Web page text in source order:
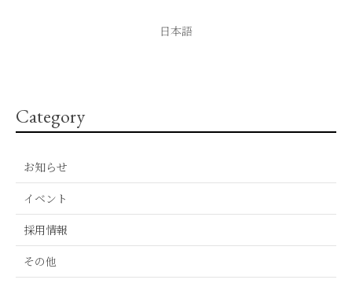
日本語
Category
お知らせ
イベント
採用情報
その他